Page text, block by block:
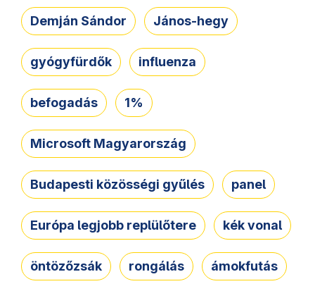
Demján Sándor János-hegy
gyógyfürdők influenza
befogadás 1%
Microsoft Magyarország
Budapesti közösségi gyűlés panel
Európa legjobb replülőtere kék vonal
öntözőzsák rongálás ámokfutás